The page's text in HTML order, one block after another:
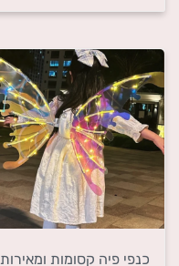
כנפי פיה קסומות ומאירות